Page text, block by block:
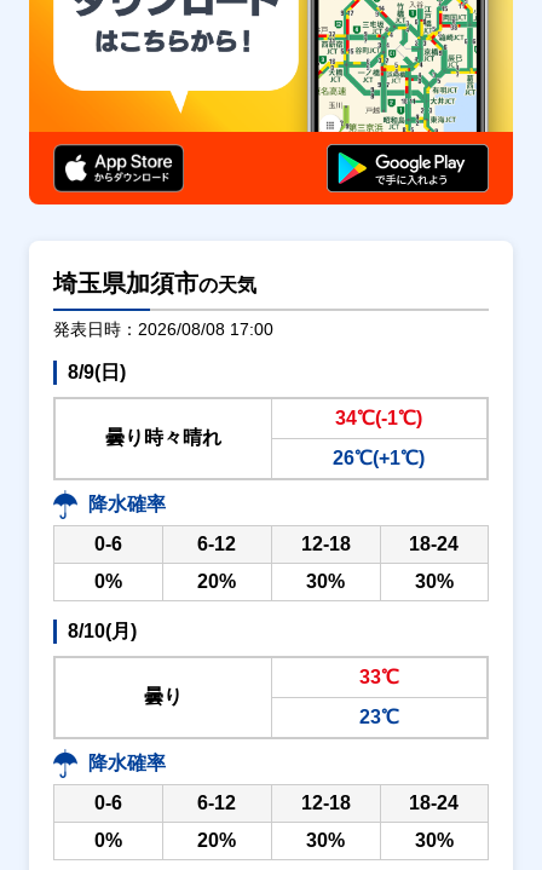
埼玉県加須市の天気
発表日時：2026/08/08 17:00
8/9(日)
曇り時々晴れ
34℃(-1℃)
26℃(+1℃)
降水確率
0-6
6-12 12-18
18-24
0%
20% 30% 30%
8/10(月)
曇り
33℃
23℃
降水確率
0-6
6-12 12-18
18-24
0%
20% 30% 30%